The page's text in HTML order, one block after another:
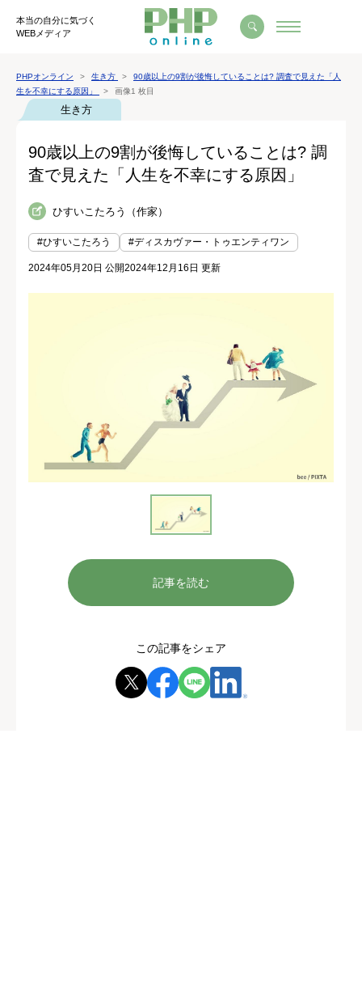
本当の自分に気づく
WEBメディア
PHPオンライン 生き方
90歳以上の9割が後悔していることは? 調査で見えた「人
生を不幸にする原因」
画像1 枚目
生き方
90歳以上の9割が後悔していることは? 調
査で見えた「人生を不幸にする原因」
ひすいこたろう（作家）
#ひすいこたろう #ディスカヴァー・トゥエンティワン
2024年05月20日 公開2024年12月16日 更新
記事を読む
この記事をシェア